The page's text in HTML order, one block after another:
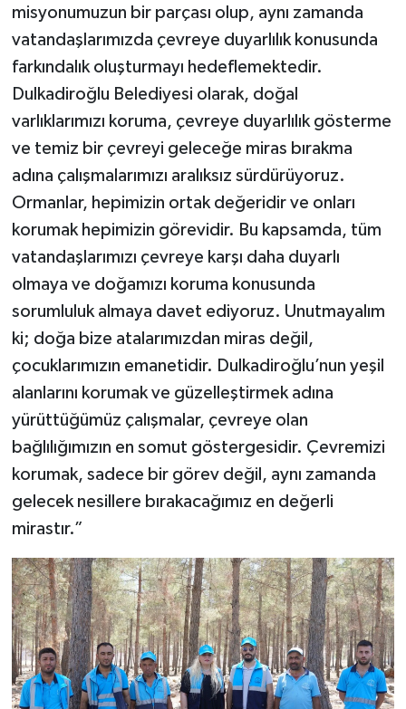
misyonumuzun bir parçası olup, aynı zamanda
vatandaşlarımızda çevreye duyarlılık konusunda
farkındalık oluşturmayı hedeflemektedir.
Dulkadiroğlu Belediyesi olarak, doğal
varlıklarımızı koruma, çevreye duyarlılık gösterme
ve temiz bir çevreyi geleceğe miras bırakma
adına çalışmalarımızı aralıksız sürdürüyoruz.
Ormanlar, hepimizin ortak değeridir ve onları
korumak hepimizin görevidir. Bu kapsamda, tüm
vatandaşlarımızı çevreye karşı daha duyarlı
olmaya ve doğamızı koruma konusunda
sorumluluk almaya davet ediyoruz. Unutmayalım
ki; doğa bize atalarımızdan miras değil,
çocuklarımızın emanetidir. Dulkadiroğlu’nun yeşil
alanlarını korumak ve güzelleştirmek adına
yürüttüğümüz çalışmalar, çevreye olan
bağlılığımızın en somut göstergesidir. Çevremizi
korumak, sadece bir görev değil, aynı zamanda
gelecek nesillere bırakacağımız en değerli
mirastır.”